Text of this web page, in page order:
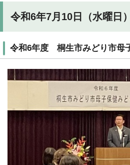
令和6年7月10日（水曜日）
令和6年度 桐生市みどり市母